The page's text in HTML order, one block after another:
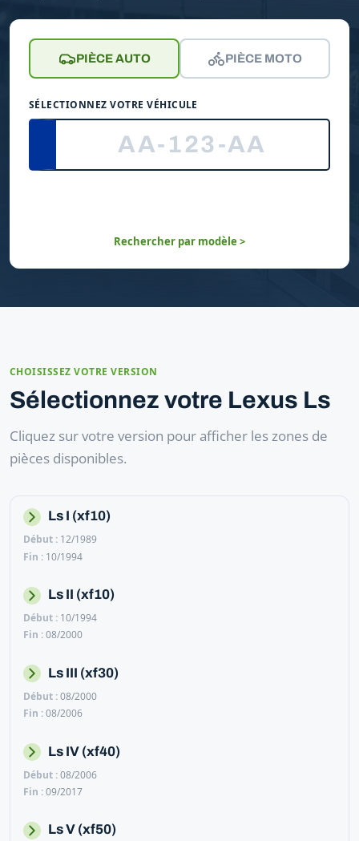
PIÈCE AUTO PIÈCE MOTO
SÉLECTIONNEZ VOTRE VÉHICULE
Rechercher par modèle >
CHOISISSEZ VOTRE VERSION
Sélectionnez votre Lexus Ls
Cliquez sur votre version pour afficher les zones de
pièces disponibles.
Ls I (xf10)
12/1989
10/1994
Ls II (xf10)
10/1994
08/2000
Ls III (xf30)
08/2000
08/2006
Ls IV (xf40)
08/2006
09/2017
Ls V (xf50)